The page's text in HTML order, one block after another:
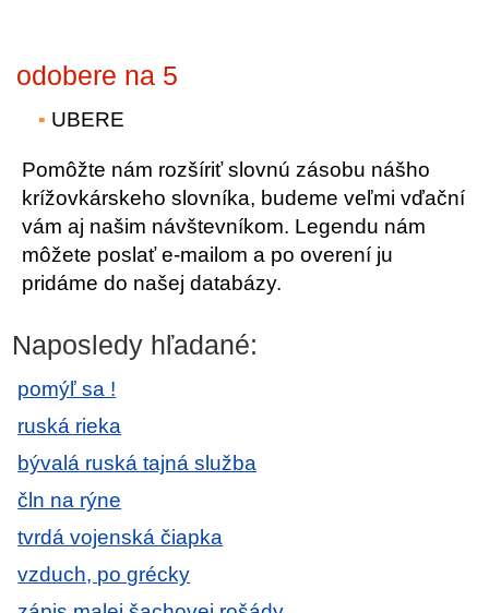
odobere na 5
UBERE
Pomôžte nám rozšíriť slovnú zásobu nášho
krížovkárskeho slovníka, budeme veľmi vďační
vám aj našim návštevníkom. Legendu nám
môžete poslať e-mailom a po overení ju
pridáme do našej databázy.
Naposledy hľadané:
pomýľ sa !
ruská rieka
bývalá ruská tajná služba
čln na rýne
tvrdá vojenská čiapka
vzduch, po grécky